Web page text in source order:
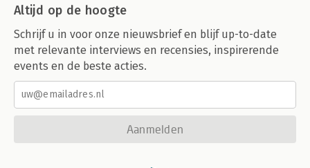
Altijd op de hoogte
Schrijf u in voor onze nieuwsbrief en blijf up-to-date
met relevante interviews en recensies, inspirerende
events en de beste acties.
Aanmelden